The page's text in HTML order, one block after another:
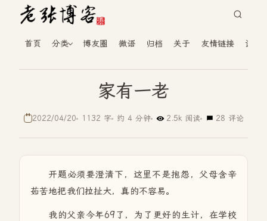
首页 分类 博友圈 微语 归档 关于 友情链接 读者
家有一老
2022/04/20 1132 字 约 4 分钟 2.5k 阅读 28 评论
开题必须要澄清下，这里不是抱怨，父母含辛
茹苦地把我们拉扯大，真的不容易。
我的父亲今年69了，为了更好的生计，在学校